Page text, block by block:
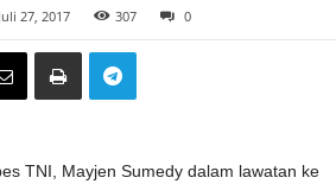
Juli 27, 2017 307 0
TNI, Mayjen Sumedy dalam lawatan ke